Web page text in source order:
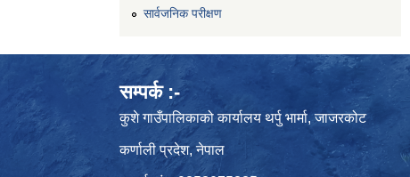
सार्वजनिक परीक्षण
सम्पर्क :-
कुशे गाउँपालिकाको कार्यालय थर्पु भार्मा, जाजरकोट
कर्णाली प्रदेश, नेपाल